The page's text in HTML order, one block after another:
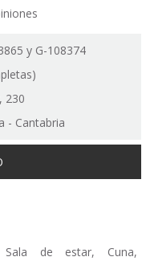
y G-108374
230
- Cantabria
Sala de estar, Cuna,